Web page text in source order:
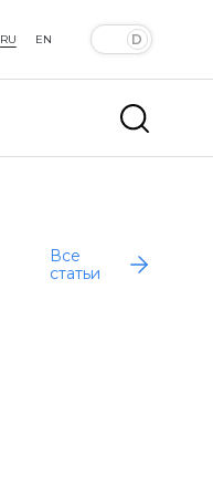
RU EN
Все
статьи